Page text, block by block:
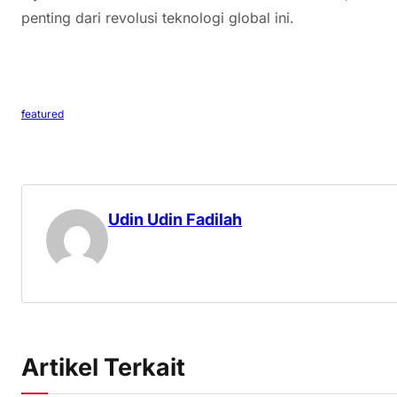
penting dari revolusi teknologi global ini.
featured
Udin Udin Fadilah
Artikel Terkait